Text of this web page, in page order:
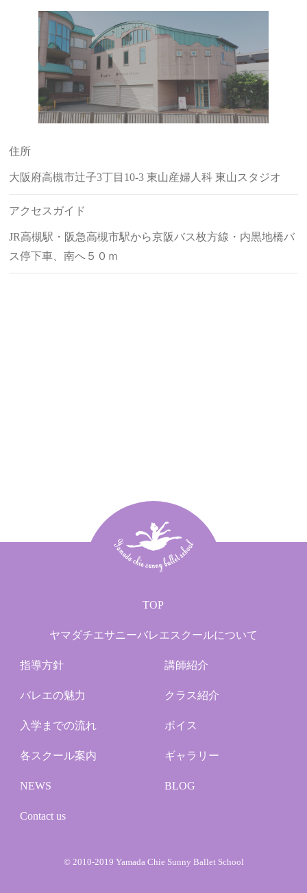
住所
大阪府高槻市辻子3丁目10-3 東山産婦人科 東山スタジオ
アクセスガイド
JR高槻駅・阪急高槻市駅から京阪バス枚方線・内黒地橋バ
ス停下車、南へ５０ｍ
TOP
ヤマダチエサニーバレエスクールについて
指導方針 講師紹介
バレエの魅力 クラス紹介
入学までの流れ ボイス
各スクール案内 ギャラリー
NEWS BLOG
Contact us
© 2010-2019 Yamada Chie Sunny Ballet School